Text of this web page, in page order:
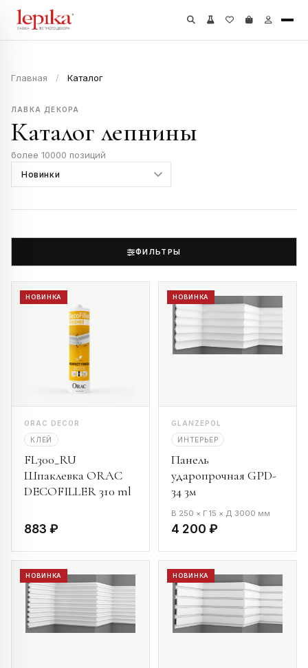
Главная / Каталог
ЛАВКА ДЕКОРА
Каталог лепнины
более 10000 позиций
ФИЛЬТРЫ
НОВИНКА
ORAC DECOR
КЛЕЙ
FL300_RU
Шпаклевка ORAC
DECOFILLER 310 ml
883 ₽
НОВИНКА
GLANZEPOL
ИНТЕРЬЕР
Панель
ударопрочная GPD-
34 3м
В 250 × Г 15 × Д 3000 мм
4 200 ₽
НОВИНКА НОВИНКА